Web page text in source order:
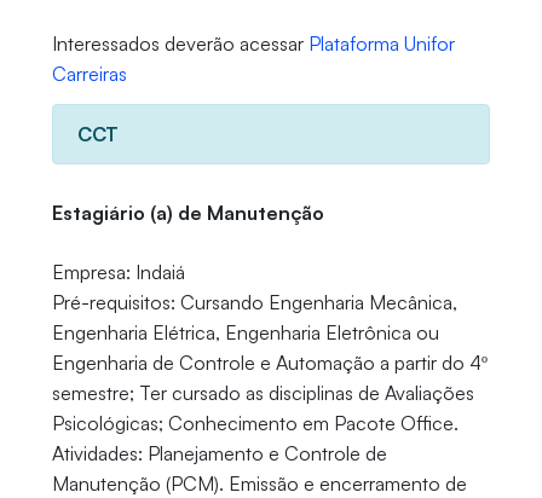
Interessados deverão acessar Plataforma Unifor
Carreiras
CCT
Estagiário (a) de Manutenção
Empresa: Indaiá
Pré-requisitos: Cursando Engenharia Mecânica,
Engenharia Elétrica, Engenharia Eletrônica ou
Engenharia de Controle e Automação a partir do 4º
semestre; Ter cursado as disciplinas de Avaliações
Psicológicas; Conhecimento em Pacote Office.
Atividades: Planejamento e Controle de
Manutenção (PCM). Emissão e encerramento de